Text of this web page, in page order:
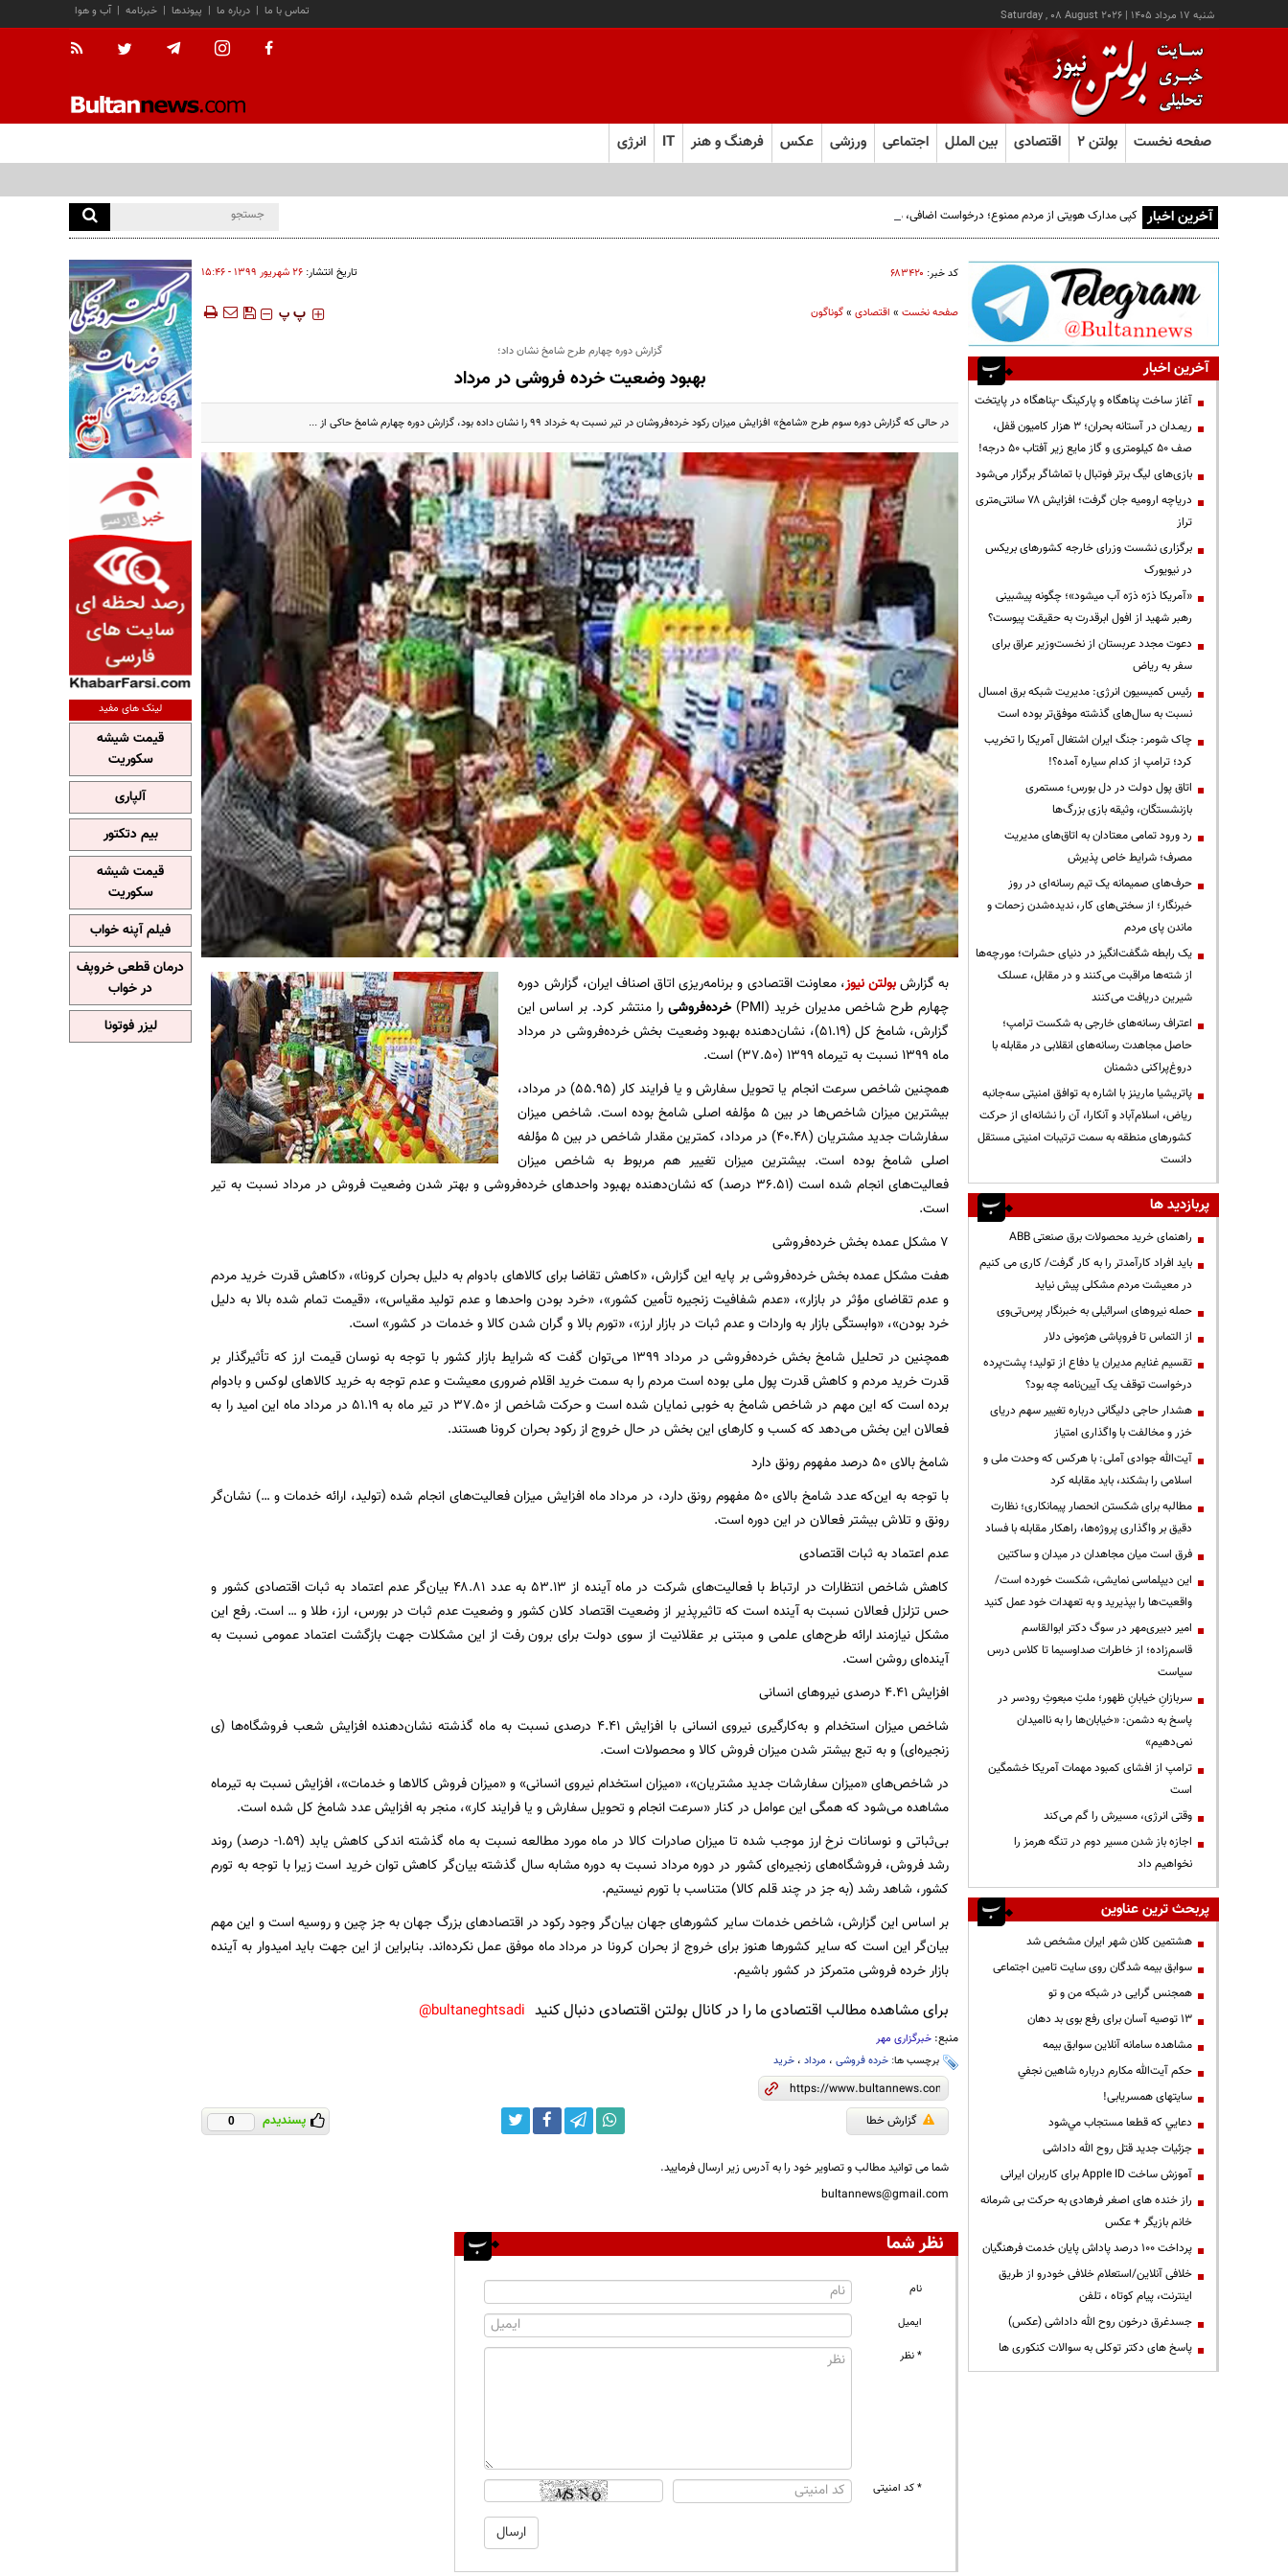
شنبه ۱۷ مرداد ۱۴۰۵ |
Saturday , 08 August 2026 آب و هوا | خبرنامه | پیوندها | درباره ما | تماس با ما
صفحه نخست بولتن ۲ اقتصادی بین الملل اجتماعی ورزشی عکس فرهنگ و هنر IT انرژی
آخرین اخبار کپی مدارک هویتی از مردم ممنوع؛ درخواست اضافی، می‌تواند پرونده تخلف اداری به دنبال داشته باشد!
کد خبر: ۶۸۳۴۲۰ تاریخ انتشار: ۲۶ شهريور ۱۳۹۹ - ۱۵:۴۶
صفحه نخست» اقتصادی»گوناگون ‍‍‍ پ پ
گزارش دوره چهارم طرح شامخ نشان داد؛
بهبود وضعیت خرده فروشی در مرداد
در حالی که گزارش دوره سوم طرح «شامخ» افزایش میزان رکود خرده‌فروشان در تیر نسبت به خرداد ۹۹ را نشان داده بود، گزارش دوره چهارم شامخ حاکی از ...
به گزارشبولتن نیوز، معاونت اقتصادی و برنامه‌ریزی اتاق اصناف ایران، گزارش دوره
چهارم طرح شاخص مدیران خرید (PMI)
خرده‌فروشیرا منتشر کرد. بر اساس این
گزارش، شامخ کل (۵۱.۱۹)، نشان‌دهنده بهبود وضعیت بخش خرده‌فروشی در مرداد
ماه ۱۳۹۹ نسبت به تیرماه ۱۳۹۹ (۳۷.۵۰) است.
همچنین شاخص سرعت انجام یا تحویل سفارش و یا فرایند کار (۵۵.۹۵) در مرداد،
بیشترین میزان شاخص‌ها در بین ۵ مؤلفه اصلی شامخ بوده است. شاخص میزان
سفارشات جدید مشتریان (۴۰.۴۸) در مرداد، کمترین مقدار شاخص در بین ۵ مؤلفه
اصلی شامخ بوده است. بیشترین میزان تغییر هم مربوط به شاخص میزان
فعالیت‌های انجام شده است (۳۶.۵۱ درصد) که نشان‌دهنده بهبود واحدهای خرده‌فروشی و بهتر شدن وضعیت فروش در مرداد نسبت به تیر
است.
۷ مشکل عمده بخش خرده‌فروشی
هفت مشکل عمده بخش خرده‌فروشی بر پایه این گزارش، «کاهش تقاضا برای کالاهای بادوام به دلیل بحران کرونا»، «کاهش قدرت خرید مردم
و عدم تقاضای مؤثر در بازار»، «عدم شفافیت زنجیره تأمین کشور»، «خرد بودن واحدها و عدم تولید مقیاس»، «قیمت تمام شده بالا به دلیل
خرد بودن»، «وابستگی بازار به واردات و عدم ثبات در بازار ارز»، «تورم بالا و گران شدن کالا و خدمات در کشور» است.
همچنین در تحلیل شامخ بخش خرده‌فروشی در مرداد ۱۳۹۹ می‌توان گفت که شرایط بازار کشور با توجه به نوسان قیمت ارز که تأثیرگذار بر
قدرت خرید مردم و کاهش قدرت پول ملی بوده است مردم را به سمت خرید اقلام ضروری معیشت و عدم توجه به خرید کالاهای لوکس و بادوام
برده است که این مهم در شاخص شامخ به خوبی نمایان شده است و حرکت شاخص از ۳۷.۵۰ در تیر ماه به ۵۱.۱۹ در مرداد ماه این امید را به
فعالان این بخش می‌دهد که کسب و کارهای این بخش در حال خروج از رکود بحران کرونا هستند.
شامخ بالای ۵۰ درصد مفهوم رونق دارد
با توجه به این‌که عدد شامخ بالای ۵۰ مفهوم رونق دارد، در مرداد ماه افزایش میزان فعالیت‌های انجام شده (تولید، ارائه خدمات و …) نشان‌گر
رونق و تلاش بیشتر فعالان در این دوره است.
عدم اعتماد به ثبات اقتصادی
کاهش شاخص انتظارات در ارتباط با فعالیت‌های شرکت در ماه آینده از ۵۳.۱۳ به عدد ۴۸.۸۱ بیان‌گر عدم اعتماد به ثبات اقتصادی کشور و
حس تزلزل فعالان نسبت به آینده است که تاثیرپذیر از وضعیت اقتصاد کلان کشور و وضعیت عدم ثبات در بورس، ارز، طلا و … است. رفع این
مشکل نیازمند ارائه طرح‌های علمی و مبتنی بر عقلانیت از سوی دولت برای برون رفت از این مشکلات جهت بازگشت اعتماد عمومی نسبت به
آینده‌ای روشن است.
افزایش ۴.۴۱ درصدی نیروهای انسانی
شاخص میزان استخدام و به‌کارگیری نیروی انسانی با افزایش ۴.۴۱ درصدی نسبت به ماه گذشته نشان‌دهنده افزایش شعب فروشگاه‌ها (ی
زنجیره‌ای) و به تبع بیشتر شدن میزان فروش کالا و محصولات است.
در شاخص‌های «میزان سفارشات جدید مشتریان»، «میزان استخدام نیروی انسانی» و «میزان فروش کالاها و خدمات»، افزایش نسبت به تیرماه
مشاهده می‌شود که همگی این عوامل در کنار «سرعت انجام و تحویل سفارش و یا فرایند کار»، منجر به افزایش عدد شامخ کل شده است.
بی‌ثباتی و نوسانات نرخ ارز موجب شده تا میزان صادرات کالا در ماه مورد مطالعه نسبت به ماه گذشته اندکی کاهش یابد (۱.۵۹- درصد) روند
رشد فروش، فروشگاه‌های زنجیره‌ای کشور در دوره مرداد نسبت به دوره مشابه سال گذشته بیان‌گر کاهش توان خرید است زیرا با توجه به تورم
کشور، شاهد رشد (‌به جز در چند قلم کالا) متناسب با تورم نیستیم.
بر اساس این گزارش، شاخص خدمات سایر کشورهای جهان بیان‌گر وجود رکود در اقتصادهای بزرگ جهان به جز چین و روسیه است و این مهم
بیان‌گر این است که سایر کشورها هنوز برای خروج از بحران کرونا در مرداد ماه موفق عمل نکرده‌اند. بنابراین از این جهت باید امیدوار به آینده
بازار خرده فروشی متمرکز در کشور باشیم.
برای مشاهده مطالب اقتصادی ما را در کانال بولتن اقتصادی دنبال کنید bultaneghtsadi@
منبع: خبرگزاری مهر
برچسب ها: خرده فروشی، مرداد، خرید
گزارش خطا پسندیدم 0
شما می توانید مطالب و تصاویر خود را به آدرس زیر ارسال فرمایید.
bultannews@gmail.com
نظر شما
نام
ایمیل
* نظر
* کد امنیتی
آخرین اخبار
آغاز ساخت پناهگاه و پارکینگ -پناهگاه در پایتخت
ریمـدان در آستانه بحران؛ ۳ هزار کامیون قفل،
صف ۵۰ کیلومتری و گاز مایع زیر آفتاب ۵۰ درجه!
بازی‌های لیگ برتر فوتبال با تماشاگر برگزار می‌شود
دریاچه ارومیه جان گرفت؛ افزایش ۷۸ سانتی‌متری
تراز
برگزاری نشست وزرای خارجه کشورهای بریکس
در نیویورک
«آمریکا ذرّه ذرّه آب میشود»؛ چگونه پیشبینی
رهبر شهید از افول ابرقدرت به حقیقت پیوست؟
دعوت مجدد عربستان از نخست‌وزیر عراق برای
سفر به ریاض
رئیس کمیسیون انرژی: مدیریت شبکه برق امسال
نسبت به سال‌های گذشته موفق‌تر بوده است
چاک شومر: جنگ ایران اشتغال آمریکا را تخریب
کرد؛ ترامپ از کدام سیاره آمده؟!
اتاق پول دولت در دل بورس؛ مستمری
بازنشستگان، وثیقه بازی بزرگ‌ها
رد ورود تمامی معتادان به اتاق‌های مدیریت
مصرف؛ شرایط خاص پذیرش
حرف‌های صمیمانه یک تیم رسانه‌ای در روز
خبرنگار؛ از سختی‌های کار، ندیده‌شدن زحمات و
ماندن پای مردم
یک رابطه شگفت‌انگیز در دنیای حشرات؛ مورچه‌ها
از شته‌ها مراقبت می‌کنند و در مقابل، عسلک
شیرین دریافت می‌کنند
اعتراف رسانه‌های خارجی به شکست ترامپ؛
حاصل مجاهدت رسانه‌های انقلابی در مقابله با
دروغ‌پراکنی دشمنان
پاتریشیا مارینز با اشاره به توافق امنیتی سه‌جانبه
ریاض، اسلام‌آباد و آنکارا، آن را نشانه‌ای از حرکت
کشورهای منطقه به سمت ترتیبات امنیتی مستقل
دانست
پربازدید ها
راهنمای خرید محصولات برق صنعتی ABB
باید افراد کارآمدتر را به کار گرفت/ کاری می کنیم
در معیشت مردم مشکلی پیش نیاید
حمله نیروهای اسرائیلی به خبرنگار پرس‌تی‌وی
از التماس تا فروپاشی هژمونی دلار
تقسیم غنایم مدیران یا دفاع از تولید؛ پشت‌پرده
درخواست توقف یک آیین‌نامه چه بود؟
هشدار حاجی دلیگانی درباره تغییر سهم دریای
خزر و مخالفت با واگذاری امتیاز
آیت‌الله جوادی آملی: با هرکس که وحدت ملی و
اسلامی را بشکند، باید مقابله کرد
مطالبه برای شکستن انحصار پیمانکاری؛ نظارت
دقیق بر واگذاری پروژه‌ها، راهکار مقابله با فساد
فرق است میان مجاهدان در میدان و ساکتین
این دیپلماسی نمایشی، شکست خورده است/
واقعیت‌ها را بپذیرید و به تعهدات خود عمل کنید
امیر دبیری‌مهر در سوگ دکتر ابوالقاسم
قاسم‌زاده؛ از خاطرات صداوسیما تا کلاس درس
سیاست
سربازانِ خیابانِ ظهور؛ ملتِ مبعوثِ رودسر در
پاسخ به دشمن: «خیابان‌ها را به ناامیدان
نمی‌دهیم»
ترامپ از افشای کمبود مهمات آمریکا خشمگین
است
وقتی انرژی، مسیرش را گم می‌کند
اجازه باز شدن مسیر دوم در تنگه هرمز را
نخواهیم داد
پربحث ترین عناوین
هشتمین کلان شهر ایران مشخص شد
سوابق بیمه شدگان روی سایت تامین اجتماعی
همجنس گرایی در شبکه من و تو
13 توصیه آسان برای رفع بوی بد دهان
مشاهده سامانه آنلاين سوابق بیمه
حكم آيت‌الله مكارم درباره شاهين نجفي
سایتهای همسریابی!
دعايي كه قطعا مستجاب مي‌شود
جزئیات جدید قتل روح الله داداشی
آموزش ساخت Apple ID برای کاربران ایرانی
راز خنده های اصغر فرهادی به حرکت بی شرمانه
خانم بازیگر + عکس
پرداخت ۱۰۰ درصد پاداش پایان خدمت فرهنگیان
خلافی آنلاین/استعلام خلافی خودرو از طریق
اینترنت، پیام کوتاه ، تلفن
جسدغرق درخون روح الله داداشی (عکس)
پاسخ های دکتر توکلی به سوالات کنکوری ها
لینک های مفید
قیمت شیشه
سکوریت
آلپاری
بیم دتکتور
قیمت شیشه
سکوریت
فیلم آپنه خواب
درمان قطعی خروپف
در خواب
لیزر فوتونا